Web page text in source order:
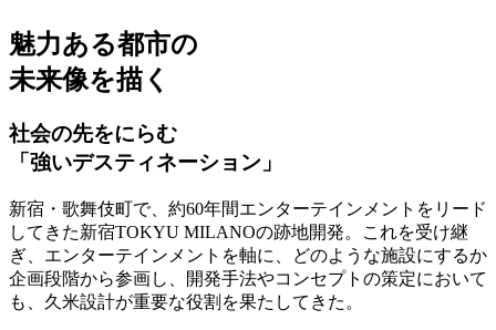
魅力ある都市の
未来像を描く
社会の先をにらむ
「強いデスティネーション」
新宿・歌舞伎町で、約60年間エンターテインメントをリード
してきた新宿TOKYU MILANOの跡地開発。これを受け継
ぎ、エンターテインメントを軸に、どのような施設にするか
企画段階から参画し、開発手法やコンセプトの策定において
も、久米設計が重要な役割を果たしてきた。